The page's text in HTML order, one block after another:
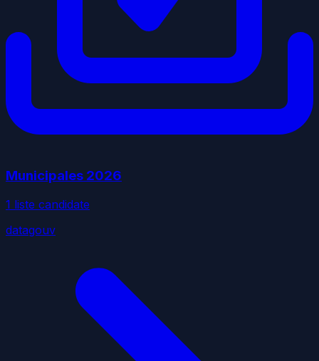
Municipales 2026
1 liste candidate
datagouv